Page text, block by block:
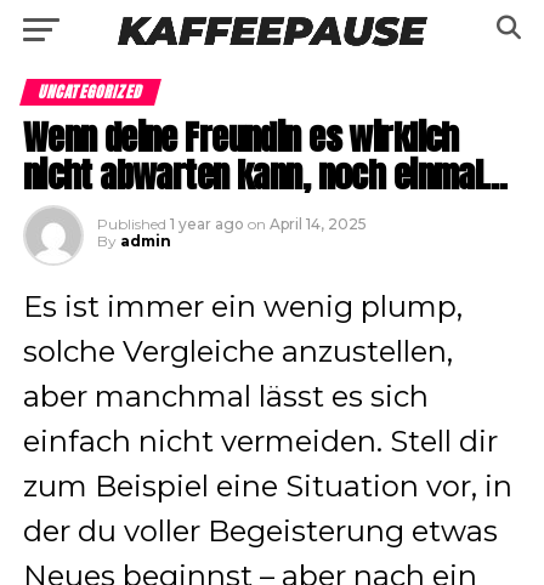
UNCATEGORIZED
Wenn deine Freundin es wirklich
nicht abwarten kann, noch einmal…
Published 1 year ago on April 14, 2025
By admin
Es ist immer ein wenig plump,
solche Vergleiche anzustellen,
aber manchmal lässt es sich
einfach nicht vermeiden. Stell dir
zum Beispiel eine Situation vor, in
der du voller Begeisterung etwas
Neues beginnst – aber nach ein